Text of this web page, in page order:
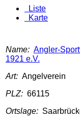
Liste
Karte
Name: Angler-
1921 e.V.
Art: Angelverein
PLZ: 66115
Ortslage: